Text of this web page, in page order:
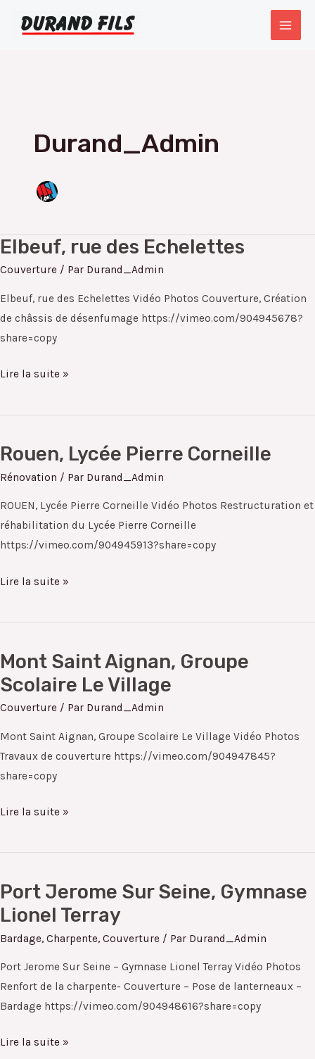
Durand_Admin
Elbeuf, rue des Echelettes
Couverture / Par Durand_Admin
Elbeuf, rue des Echelettes Vidéo Photos Couverture, Création
de châssis de désenfumage https://vimeo.com/904945678?
share=copy
Elbeuf,
rue
Echelettes
Lire la suite »
Rouen, Lycée Pierre Corneille
Rénovation / Par Durand_Admin
ROUEN, Lycée Pierre Corneille Vidéo Photos Restructuration et
réhabilitation du Lycée Pierre Corneille
https://vimeo.com/904945913?share=copy
Rouen,
Lycée
Corneille
Lire la suite »
Mont Saint Aignan, Groupe
Scolaire Le Village
Couverture / Par Durand_Admin
Mont Saint Aignan, Groupe Scolaire Le Village Vidéo Photos
Travaux de couverture https://vimeo.com/904947845?
share=copy
Mont
Saint
Scolaire
Le
Village
Lire la suite »
Port Jerome Sur Seine, Gymnase
Lionel Terray
Bardage, Charpente, Couverture / Par Durand_Admin
Port Jerome Sur Seine – Gymnase Lionel Terray Vidéo Photos
Renfort de la charpente- Couverture – Pose de lanterneaux –
Bardage https://vimeo.com/904948616?share=copy
Port
Jerome
Gymnase
Lionel
Terray
Lire la suite »
d’article